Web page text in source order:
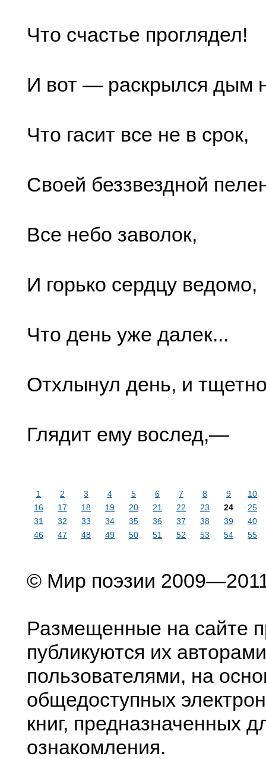
Что счастье проглядел!
И вот — раскрылся дым
Что гасит все не в срок,
Своей беззвездной
Все небо заволок,
И горько сердцу ведомо,
Что день уже далек...
Отхлынул день, и
Глядит ему вослед,—
1 2 3 4 5 6 7 8 9
10
16
17 18 19 20 21 22 23 24
25
31
32 33 34 35 36 37 38 39
40
46
47 48 49 50 51 52 53 54 55
© Мир поэзии
Размещенные на сайте
публикуются их
пользователями, на
общедоступных
книг, предназначенных
ознакомления.